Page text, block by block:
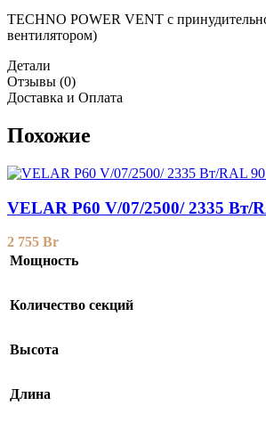
TECHNO POWER VENT с
вентилятором)
Детали
Отзывы (0)
Доставка и Оплата
Похожие
VELAR P60 V/07/2500/ 2335 Bт/
2 755 Br
Мощность
Количество секций
Высота
Длина